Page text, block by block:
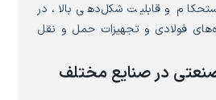
و قابلیت شکل‌دهی بالا، در
فولادی و تجهیزات حمل و نقل
در صنایع مختلف